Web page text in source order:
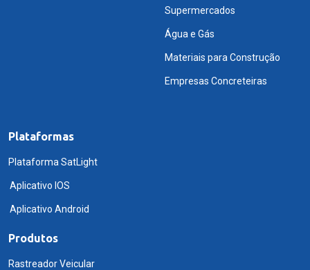
Supermercados
Água e Gás
Materiais para Construção
Empresas Concreteiras
Plataformas
Plataforma SatLight
Aplicativo IOS
Aplicativo Android
Produtos
Rastreador Veicular